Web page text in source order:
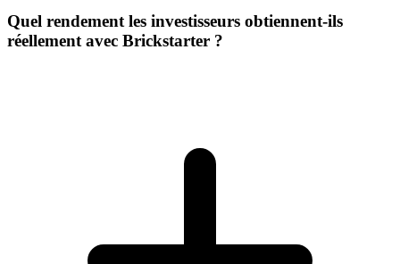
Quel rendement les investisseurs obtiennent-ils
réellement avec Brickstarter ?